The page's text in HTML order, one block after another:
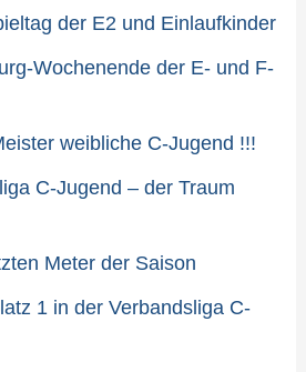
der E2 und Einlaufkinder
Wochenende der E- und F-
weibliche C-Jugend !!!
C-Jugend – der Traum
Meter der Saison
1 in der Verbandsliga C-